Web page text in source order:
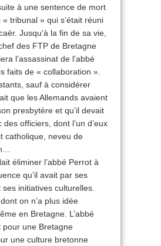
à une sentence de mort
tribunal » qui s’était réuni
Jusqu’à la fin de sa vie,
des FTP de Bretagne
l’assassinat de l’abbé
faits de « collaboration ».
sauf à considérer
que les Allemands avaient
presbytère et qu’il devait
officiers, dont l’un d’eux
catholique, neveu de
éliminer l’abbé Perrot à
qu’il avait par ses
initiatives culturelles.
on n’a plus idée
en Bretagne. L’abbé
une Bretagne
une culture bretonne